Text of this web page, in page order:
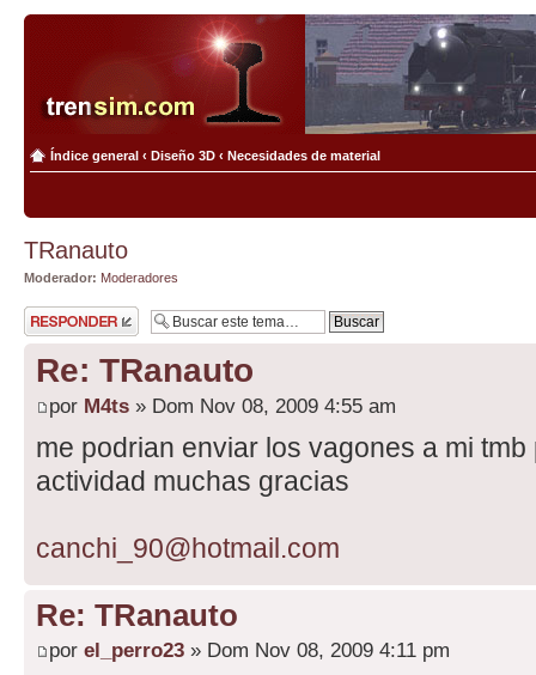
Índice general ‹ Diseño 3D ‹ Necesidades de material
TRanauto
Moderador: Moderadores
Publicar una
respuesta
Re: TRanauto
por M4ts » Dom Nov 08, 2009 4:55 am
me podrian enviar los vagones a mi
actividad muchas gracias
canchi_90@hotmail.com
Re: TRanauto
por el_perro23 » Dom Nov 08, 2009 4:11 pm